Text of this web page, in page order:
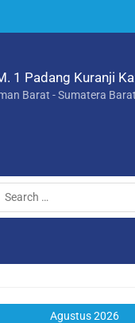
1 Padang Kuranji
Barat - Sumatera Barat
for:
Agustus 2026